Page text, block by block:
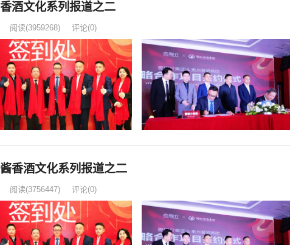
酒文化系列报道之二
阅读(3959268) 评论(0)
香酒文化系列报道之二
阅读(3756447) 评论(0)